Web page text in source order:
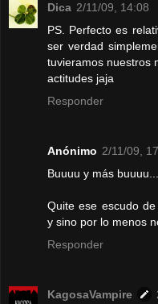
Dica 2/11/09, 14:08
PS. Perfecto es
ser verdad
tuvieramos nuestros
actitudes jaja
Responder
Anónimo 2/11/09,
Buuuu y más buuuu...
Quite ese escudo
y sino por lo menos
Responder
KagosaVampire